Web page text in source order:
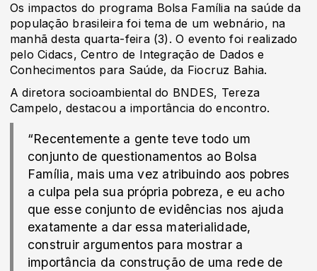
Os impactos do programa Bolsa Família na saúde da
população brasileira foi tema de um webnário, na
manhã desta quarta-feira (3). O evento foi realizado
pelo Cidacs, Centro de Integração de Dados e
Conhecimentos para Saúde, da Fiocruz Bahia.
A diretora socioambiental do BNDES, Tereza
Campelo, destacou a importância do encontro.
“Recentemente a gente teve todo um
conjunto de questionamentos ao Bolsa
Família, mais uma vez atribuindo aos pobres
a culpa pela sua própria pobreza, e eu acho
que esse conjunto de evidências nos ajuda
exatamente a dar essa materialidade,
construir argumentos para mostrar a
importância da construção de uma rede de